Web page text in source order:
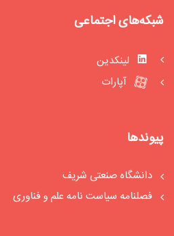
شبکه‌های اجتماعی
لینکدین
آپارات
پیوندها
دانشگاه صنعتی شریف
فصلنامه سیاست‏ نامه علم و فناوری